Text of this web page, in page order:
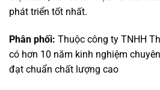
phát triển tốt nhất.
Phân phối: Thuộc công ty TNHH
có hơn 10 năm kinh nghiệm
đạt chuẩn chất lượng cao